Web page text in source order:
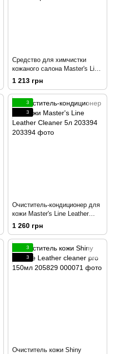
Средство для химчистки
кожаного салона Master's Line
Leather Cleaner с запахом
кожи 5л 203396
1 213 грн
3
3
Очиститель-кондиционер для
кожи Master's Line Leather
Cleaner 5л 203394
1 260 грн
3
3
Очиститель кожи Shiny